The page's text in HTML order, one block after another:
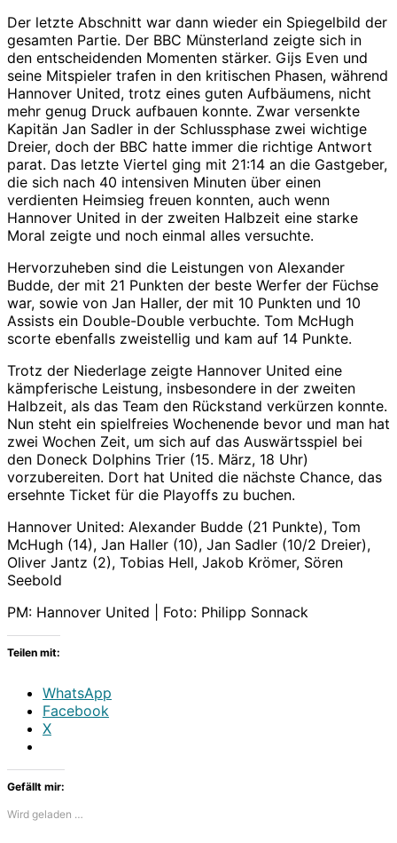
Der letzte Abschnitt war dann wieder ein Spiegelbild der
gesamten Partie. Der BBC Münsterland zeigte sich in
den entscheidenden Momenten stärker. Gijs Even und
seine Mitspieler trafen in den kritischen Phasen, während
Hannover United, trotz eines guten Aufbäumens, nicht
mehr genug Druck aufbauen konnte. Zwar versenkte
Kapitän Jan Sadler in der Schlussphase zwei wichtige
Dreier, doch der BBC hatte immer die richtige Antwort
parat. Das letzte Viertel ging mit 21:14 an die Gastgeber,
die sich nach 40 intensiven Minuten über einen
verdienten Heimsieg freuen konnten, auch wenn
Hannover United in der zweiten Halbzeit eine starke
Moral zeigte und noch einmal alles versuchte.
Hervorzuheben sind die Leistungen von Alexander
Budde, der mit 21 Punkten der beste Werfer der Füchse
war, sowie von Jan Haller, der mit 10 Punkten und 10
Assists ein Double-Double verbuchte. Tom McHugh
scorte ebenfalls zweistellig und kam auf 14 Punkte.
Trotz der Niederlage zeigte Hannover United eine
kämpferische Leistung, insbesondere in der zweiten
Halbzeit, als das Team den Rückstand verkürzen konnte.
Nun steht ein spielfreies Wochenende bevor und man hat
zwei Wochen Zeit, um sich auf das Auswärtsspiel bei
den Doneck Dolphins Trier (15. März, 18 Uhr)
vorzubereiten. Dort hat United die nächste Chance, das
ersehnte Ticket für die Playoffs zu buchen.
Hannover United: Alexander Budde (21 Punkte), Tom
McHugh (14), Jan Haller (10), Jan Sadler (10/2 Dreier),
Oliver Jantz (2), Tobias Hell, Jakob Krömer, Sören
Seebold
PM: Hannover United | Foto: Philipp Sonnack
Teilen mit:
WhatsApp
Facebook
X
Gefällt mir:
Wird geladen …